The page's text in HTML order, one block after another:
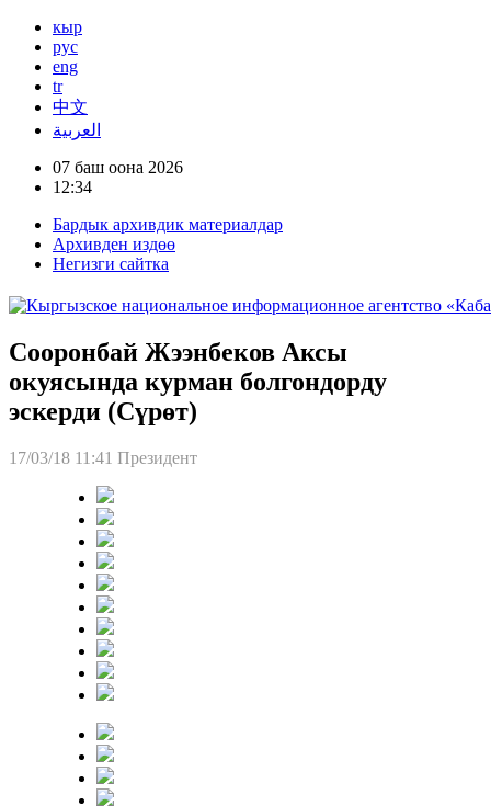
кыр
рус
eng
tr
中文
العربية
07 баш оона 2026
12:34
Бардык архивдик материалдар
Архивден издөө
Негизги сайтка
Сооронбай Жээнбеков Аксы
окуясында курман болгондорду
эскерди (Сүрөт)
17/03/18 11:41 Президент